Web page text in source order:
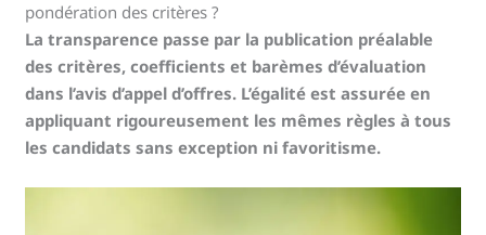
pondération des critères ?
La transparence passe par la publication préalable
des critères, coefficients et barèmes d’évaluation
dans l’avis d’appel d’offres. L’égalité est assurée en
appliquant rigoureusement les mêmes règles à tous
les candidats sans exception ni favoritisme.